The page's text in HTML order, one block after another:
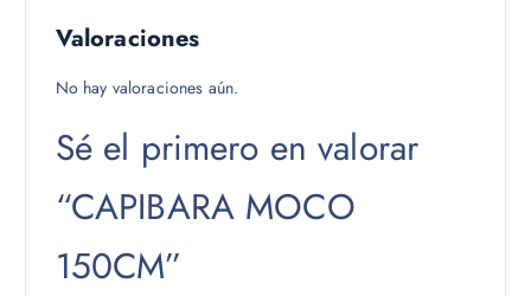
Valoraciones
No hay valoraciones aún.
Sé el primero en valorar
“CAPIBARA MOCO
150CM”